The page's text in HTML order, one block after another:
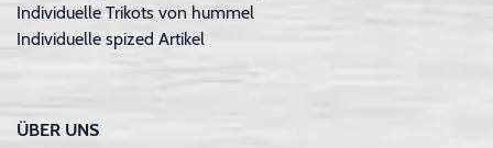
Individuelle Trikots von hummel
Individuelle spized Artikel
ÜBER UNS